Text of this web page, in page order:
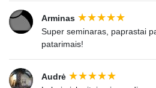
Arminas
Super seminaras, paprastai
patarimais!
Audrė